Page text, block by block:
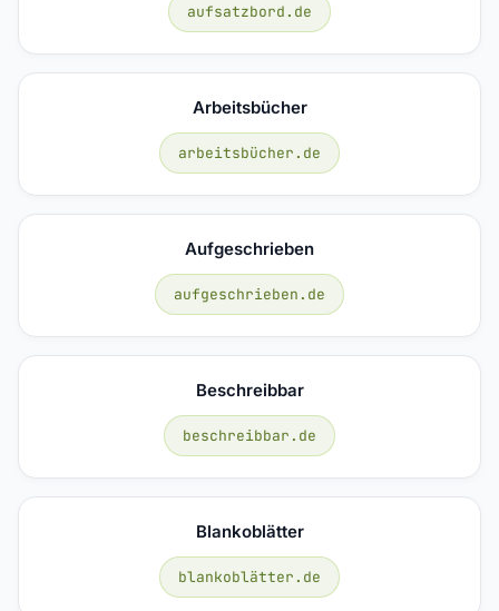
aufsatzbord.de
Arbeitsbücher
arbeitsbücher.de
Aufgeschrieben
aufgeschrieben.de
Beschreibbar
beschreibbar.de
Blankoblätter
blankoblätter.de